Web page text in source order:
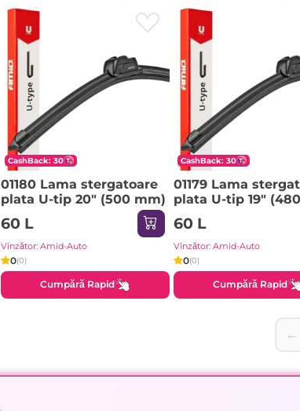
CashBack: 30
01180 Lama stergatoare
plata U-tip 20" (500 mm)
60 L
Vînzător: Amid-Auto
0(0)
Cumpără Rapid
CashBack: 30
01179 Lama
plata U-tip 19"
60 L
Vînzător: Amid-Auto
0(0)
Cumpără Rapid
←